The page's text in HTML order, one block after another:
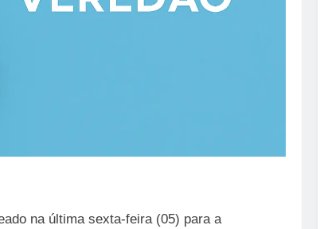
na última sexta-feira (05) para a